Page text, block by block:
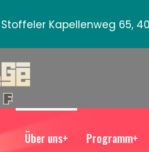
Stoffeler Kapellenweg 65,
Über uns+ Programm+